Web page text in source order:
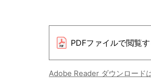
PDFファイルで閲覧
Adobe Reader ダウンロード